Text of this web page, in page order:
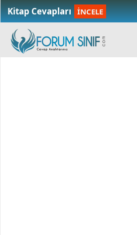
Kitap Cevapları İNCELE